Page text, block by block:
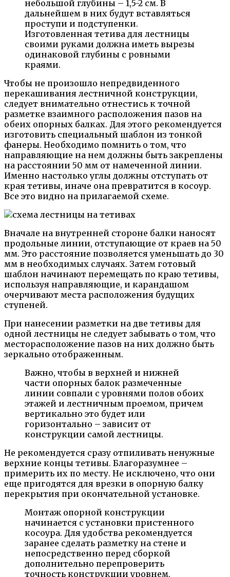
небольшой глубины – 1,5-2 см. В
дальнейшем в них будут вставляться
проступи и подступенки.
Изготовленная тетива для лестницы
своими руками должна иметь вырезы
одинаковой глубины с ровными
краями.
Чтобы не произошло непредвиденного
перекашивания лестничной конструкции,
следует внимательно отнестись к точной
разметке взаимного расположения пазов на
обеих опорных балках. Для этого рекомендуется
изготовить специальный шаблон из тонкой
фанеры. Необходимо помнить о том, что
направляющие на нем должны быть закреплены
на расстоянии 50 мм от намеченной линии.
Именно настолько углы должны отступать от
края тетивы, иначе она превратится в косоур.
Все это видно на прилагаемой схеме.
Вначале на внутренней стороне балки наносят
продольные линии, отступающие от краев на 50
мм. Это расстояние позволяется уменьшать до 30
мм в необходимых случаях. Затем готовый
шаблон начинают перемещать по краю тетивы,
используя направляющие, и карандашом
очерчивают места расположения будущих
ступеней.
При нанесении разметки на две тетивы для
одной лестницы не следует забывать о том, что
месторасположение пазов на них должно быть
зеркально отображенным.
Важно, чтобы в верхней и нижней
части опорных балок размеченные
линии совпали с уровнями полов обоих
этажей и лестничным проемом, причем
вертикально это будет или
горизонтально – зависит от
конструкции самой лестницы.
Не рекомендуется сразу отпиливать ненужные
верхние концы тетивы. Благоразумнее –
примерить их по месту. Не исключено, что они
еще пригодятся для врезки в опорную балку
перекрытия при окончательной установке.
Монтаж опорной конструкции
начинается с установки пристенного
косоура. Для удобства рекомендуется
заранее сделать разметку на стене и
непосредственно перед сборкой
дополнительно перепроверить
точность конструкции уровнем.